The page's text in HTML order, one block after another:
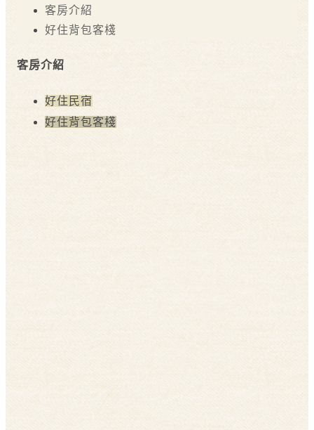
客房介紹
好住背包客棧
客房介紹
好住民宿
好住背包客棧